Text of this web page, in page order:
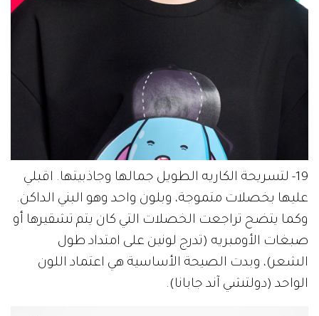
19- لتسريحة الكاريه الطويل جمالها وجاذبيتها. اقبلي
عليها بخصلات متموجة، وبلون واحد وهو البني الداكن.
وكما يتضح تراجعت الخصلات التي كان يتم تشقيرها أو
صبغات الأومبريه (تدرج لونين على امتداد طول
الشعر)، وبدت الصيحة الأساسية هي اعتماد اللون
الواحد (دولتشي آند جابانا).